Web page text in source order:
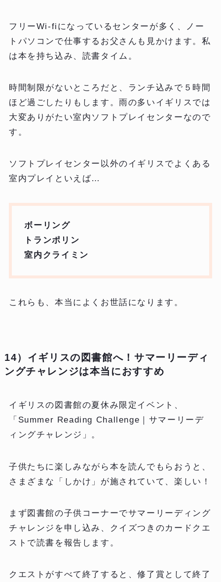
フリーWi-fiになっているセンターが多く、ノー
トパソコンで仕事するお父さんも見かけます。私
は本を持ち込み、読書タイム。
時間制限がないところだと、ランチ込みで５時間
ほど過ごしたりもします。雨の多いイギリスでは
大変ありがたい室内ソフトプレイセンターなので
す。
ソフトプレイセンター以外のイギリスでよくある
室内プレイといえば…
ボーリング
トランポリン
室内クライミン
これらも、本当によくお世話になります。
14）イギリスの図書館へ！サマーリーディ
ングチャレンジは本当におすすめ
イギリスの図書館の夏休み限定イベント、
「Summer Reading Challenge｜サマーリーデ
ィングチャレンジ」。
子供たちに楽しみながら本を読んでもらおうと、
さまざまな「しかけ」が施されていて、楽しい！
まず図書館の子供コーナーでサマーリーディング
チャレンジを申し込み、クイズつきのカードクエ
ストで読書を報告します。
クエストがすべて終了すると、修了賞として終了